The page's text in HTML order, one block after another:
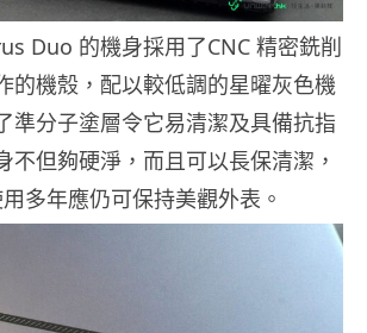
Duo 的機身採用了CNC 精密銑削
的機殼，配以較低調的星曜灰色機
準分子塗層令它易清潔及具備抗指
不但夠硬淨，而且可以長保清潔，
多年應仍可保持美觀外表。